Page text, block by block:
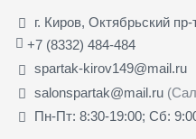
г. Киров, Октябрьский пр-
+7 (8332) 484-484
spartak-kirov149@mail.ru
salonspartak@mail.ru
Пн-Пт: 8:30-19:00; Сб: